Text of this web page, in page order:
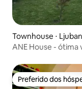
Townhouse ⋅
ANE
Preferido dos
Preferido dos